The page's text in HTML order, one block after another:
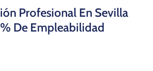
Profesional En Sevilla
De Empleabilidad